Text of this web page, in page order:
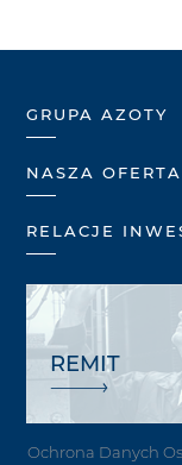
GRUPA AZOTY
NASZA OFERTA
RELACJE
REMIT
Ochrona Danych